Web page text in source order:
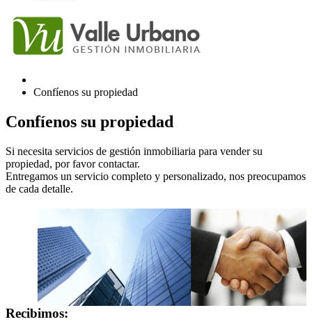
Confíenos su propiedad
Confíenos su propiedad
Si necesita servicios de gestión inmobiliaria para vender su
propiedad, por favor contactar.
Entregamos un servicio completo y personalizado, nos preocupamos
de cada detalle.
Recibimos: